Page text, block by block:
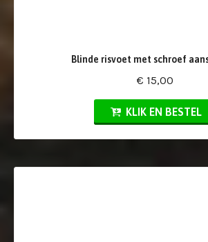
Blinde risvoet met schroef
€ 15,00
KLIK EN BESTEL